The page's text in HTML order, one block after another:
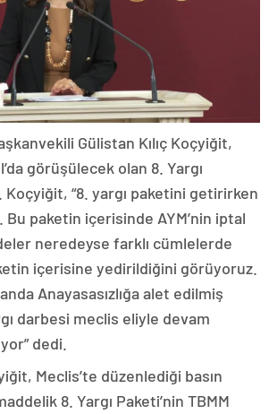
Gülistan Kılıç Koçyiğit,
görüşülecek olan 8. Yargı
Koçyiğit, “8. yargı paketini getirirken
Bu paketin içerisinde AYM’nin iptal
neredeyse farklı cümlelerde
içerisine yedirildiğini görüyoruz.
Anayasasızlığa alet edilmiş
darbesi meclis eliyle devam
dedi.
Meclis’te düzenlediği basın
8. Yargı Paketi’nin TBMM